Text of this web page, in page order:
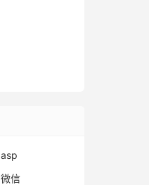
asp
微信